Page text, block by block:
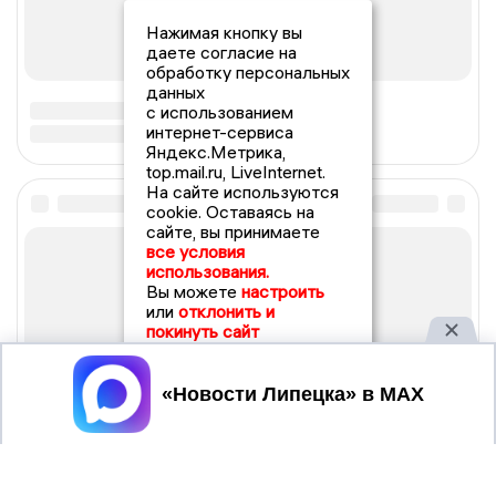
Нажимая кнопку вы
даете согласие на
обработку персональных
данных
с использованием
интернет-сервиса
Яндекс.Метрика,
top.mail.ru, LiveInternet.
На сайте используются
cookie. Оставаясь на
сайте, вы принимаете
все условия
использования.
Вы можете настроить
или отклонить и
покинуть сайт
Принять